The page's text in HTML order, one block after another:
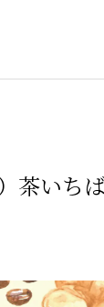
茶いち